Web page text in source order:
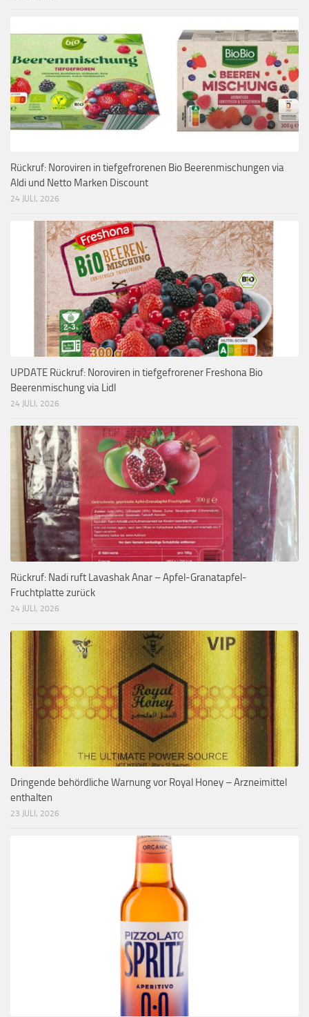
Rückruf: Noroviren in tiefgefrorenen Bio Beerenmischungen via
Aldi und Netto Marken Discount
24 JULI, 2026
UPDATE Rückruf: Noroviren in tiefgefrorener Freshona Bio
Beerenmischung via Lidl
24 JULI, 2026
Rückruf: Nadi ruft Lavashak Anar – Apfel-Granatapfel-
Fruchtplatte zurück
24 JULI, 2026
Dringende behördliche Warnung vor Royal Honey – Arzneimittel
enthalten
23 JULI, 2026